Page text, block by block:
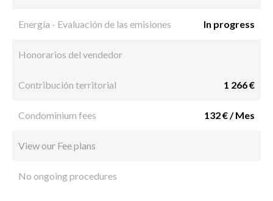
Energía - Evaluación de las emisiones In progress
Honorarios del vendedor
Contribución territorial 1 266 €
Condominium fees 132 € / Mes
View our Fee plans
No ongoing procedures